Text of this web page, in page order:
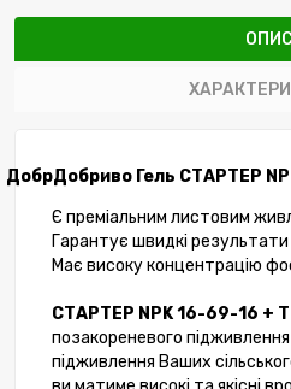
ОПИС
ДобрДобриво Гель СТАРТЕР
Є преміальним листовим
Гарантує швидкі результати
Має високуконцентрацію
СТАРТЕР NPK16-69-16 +
позакореневого
підживлення Ваших